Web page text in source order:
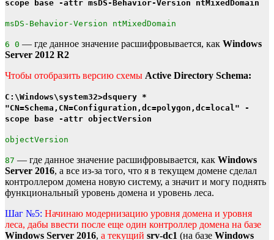
scope base -attr msDS-Behavior-Version ntMixedDomain
msDS-Behavior-Version ntMixedDomain
6 0 — где данное значение расшифровывается, как Windows
Server 2012 R2
Чтобы отобразить версию схемы Active Directory Schema:
C:\Windows\system32>dsquery *
"CN=Schema,CN=Configuration,dc=polygon,dc=local" -
scope base -attr objectVersion
objectVersion
87 — где данное значение расшифровывается, как Windows
Server 2016, а все из-за того, что я в текущем домене сделал
контроллером домена новую систему, а значит и могу поднять
функциональный уровень домена и уровень леса.
Шаг №5: Начинаю модернизацию уровня домена и уровня
леса, дабы ввести после еще один контроллер домена на базе
Windows Server 2016, а текущий srv-dc1 (на базе Windows